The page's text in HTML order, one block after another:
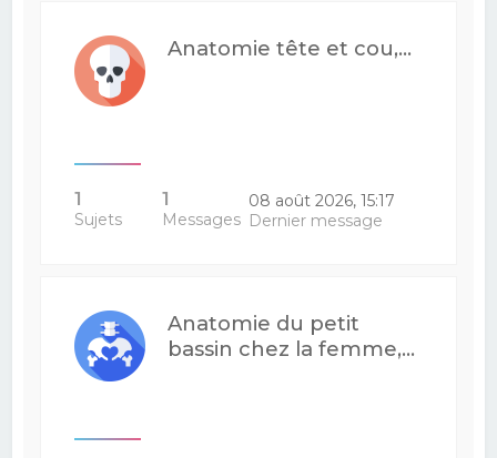
Anatomie tête et cou,...
1
Sujets
1
Messages
08 août 2026, 15:17
Dernier message
Anatomie du petit
bassin chez la femme,...